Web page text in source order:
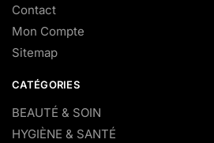
Contact
Mon Compte
Sitemap
CATÉGORIES
BEAUTÉ & SOIN
HYGIÈNE & SANTÉ